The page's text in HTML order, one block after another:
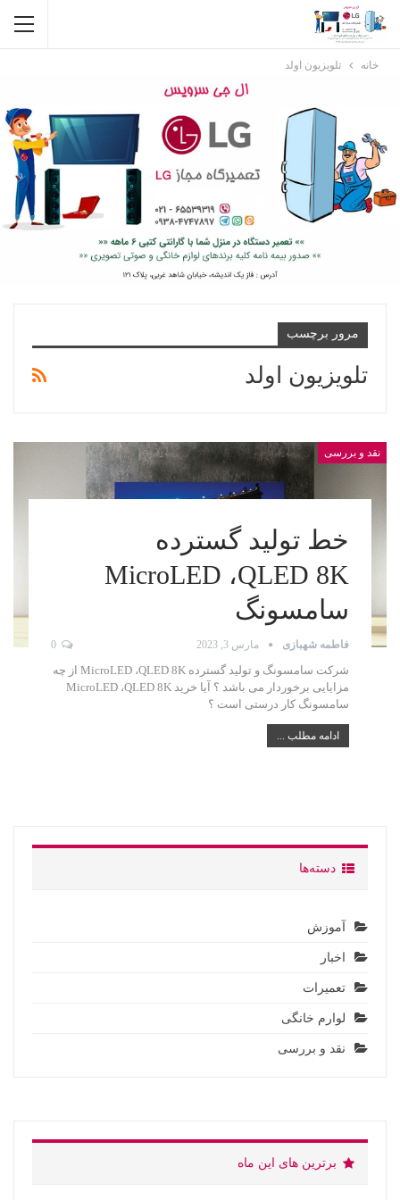
خانه تلویزیون اولد
مرور برچسب
تلویزیون اولد
نقد و بررسی
خط تولید گسترده
MicroLED ،QLED 8K
سامسونگ
فاطمه شهبازی مارس 3, 2023 0
شرکت سامسونگ و تولید گسترده MicroLED ،QLED 8K از چه
مزایایی برخوردار می باشد ؟ آیا خرید MicroLED ،QLED 8K
سامسونگ کار درستی است ؟
ادامه مطلب ...
دسته‌ها
آموزش
اخبار
تعمیرات
لوارم خانگی
نقد و بررسی
برترین های این ماه